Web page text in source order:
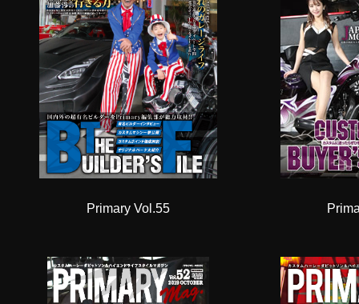
Primary Vol.55